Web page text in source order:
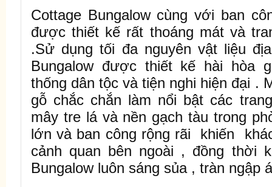
Cottage Bungalow cùng với ban
được thiết kế rất thoáng mát và
.Sử dụng tối đa nguyên vật liệu
Bungalow được thiết kế hài hòa
thống dân tộc và tiện nghi hiện đại .
gỗ chắc chắn làm nổi bật các
mây tre lá và nền gạch tàu trong
lớn và ban công rộng rãi khiến
cảnh quan bên ngoài , đồng thời
Bungalow luôn sáng sủa , tràn ngập